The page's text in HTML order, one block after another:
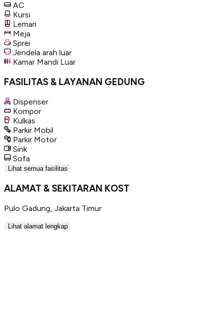
AC
Kursi
Lemari
Meja
Sprei
Jendela arah luar
Kamar Mandi Luar
FASILITAS & LAYANAN GEDUNG
Dispenser
Kompor
Kulkas
Parkir Mobil
Parkir Motor
Sink
Sofa
Lihat semua fasilitas
ALAMAT & SEKITARAN KOST
Pulo Gadung Jakarta Timur
Lihat alamat lengkap